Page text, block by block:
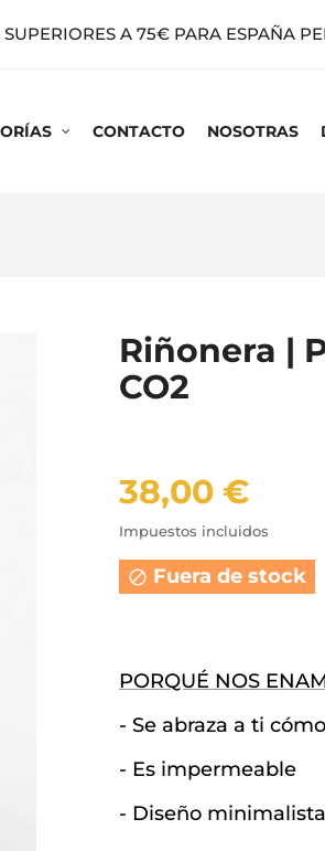
A 75€ PARA ESPAÑA
CONTACTO NOSOTRAS
Riñonera |
CO2
38,00 €
Impuestos incluidos
 Fuera de stock
PORQUÉ NOS
- Se abraza a ti
- Es impermeable
- Diseño minimalista